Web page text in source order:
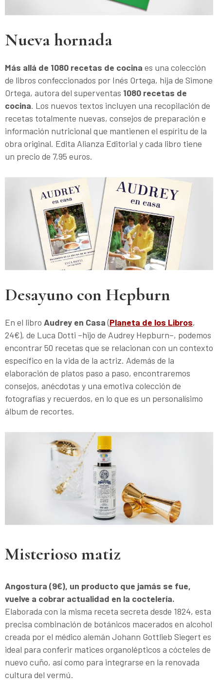
Nueva hornada
Más allá de 1080 recetas de cocina es una colección
de libros confeccionados por Inés Ortega, hija de Simone
Ortega, autora del superventas 1080 recetas de
cocina. Los nuevos textos incluyen una recopilación de
recetas totalmente nuevas, consejos de preparación e
información nutricional que mantienen el espíritu de la
obra original. Edita Alianza Editorial y cada libro tiene
un precio de 7,95 euros.
Desayuno con Hepburn
En el libro Audrey en Casa(Planeta de los Libros,
24€), de Luca Dotti –hijo de Audrey Hepburn–, podemos
encontrar 50 recetas que se relacionan con un contexto
específico en la vida de la actriz. Además de la
elaboración de platos paso a paso, encontraremos
consejos, anécdotas y una emotiva colección de
fotografías y recuerdos, en lo que es un personalísimo
álbum de recortes.
Misterioso matiz
Angostura (9€), un producto que jamás se fue,
vuelve a cobrar actualidad en la coctelería.
Elaborada con la misma receta secreta desde 1824, esta
precisa combinación de botánicos macerados en alcohol
creada por el médico alemán Johann Gottlieb Siegert es
ideal para conferir matices organolépticos a cócteles de
nuevo cuño, así como para integrarse en la renovada
cultura del vermú.